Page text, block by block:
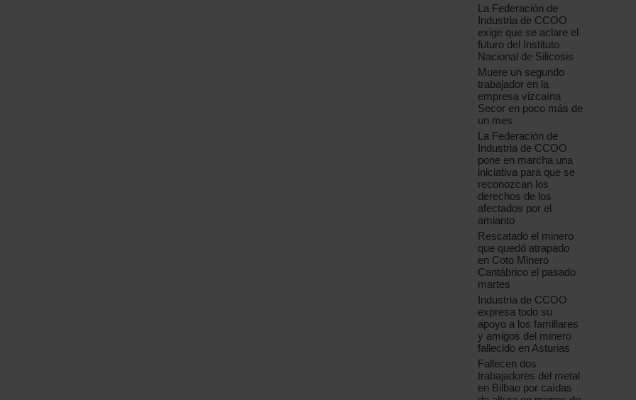
La Federación de
Industria de CCOO
exige que se aclare el
futuro del Instituto
Nacional de Silicosis
Muere un segundo
trabajador en la
empresa vizcaína
Secor en poco más de
un mes
La Federación de
Industria de CCOO
pone en marcha una
iniciativa para que se
reconozcan los
derechos de los
afectados por el
amianto
Rescatado el minero
que quedó atrapado
en Coto Minero
Cantábrico el pasado
martes
Industria de CCOO
expresa todo su
apoyo a los familiares
y amigos del minero
fallecido en Asturias
Fallecen dos
trabajadores del metal
en Bilbao por caídas